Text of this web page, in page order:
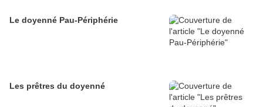
Le doyenné Pau-Périphérie
Les prêtres du doyenné